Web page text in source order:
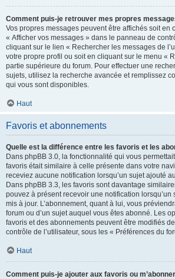
Comment puis-je retrouver mes propres
Vos propres messages peuvent être affichés soit en
« Afficher vos messages » dans le panneau de
cliquant sur le lien « Rechercher les messages de
votre propre profil ou soit en cliquant sur le menu «
partie supérieure du forum. Pour effectuer une
sujets, utilisez la recherche avancée et remplissez
qui vous sont disponibles.
Haut
Favoris et abonnements
Quelle est la différence entre les favoris et les
Dans phpBB 3.0, la fonctionnalité qui vous
favoris était similaire à celle présente dans votre
receviez aucune notification lorsqu’un sujet ajouté
Dans phpBB 3.3, les favoris sont davantage
pouvez à présent recevoir une notification lorsqu’un
mis à jour. L’abonnement, quant à lui, vous
forum ou d’un sujet auquel vous êtes abonné. Les
favoris et des abonnements peuvent être modifiés
contrôle de l’utilisateur, sous les « Préférences du
Haut
Comment puis-je ajouter aux favoris ou